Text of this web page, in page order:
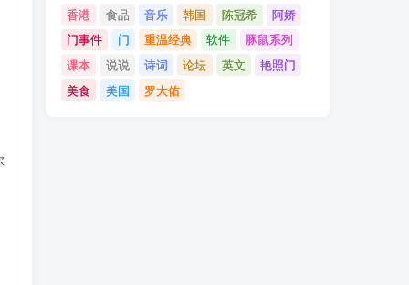
香港 食品 音乐 韩国 陈冠希
阿娇
门事件
门 重温经典 软件
豚鼠系列
课本
说说 诗词 论坛 英文
艳照门
美食
美国 罗大佑